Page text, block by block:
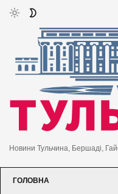
Новини Тульчина, Бершаді,
ГОЛОВНА